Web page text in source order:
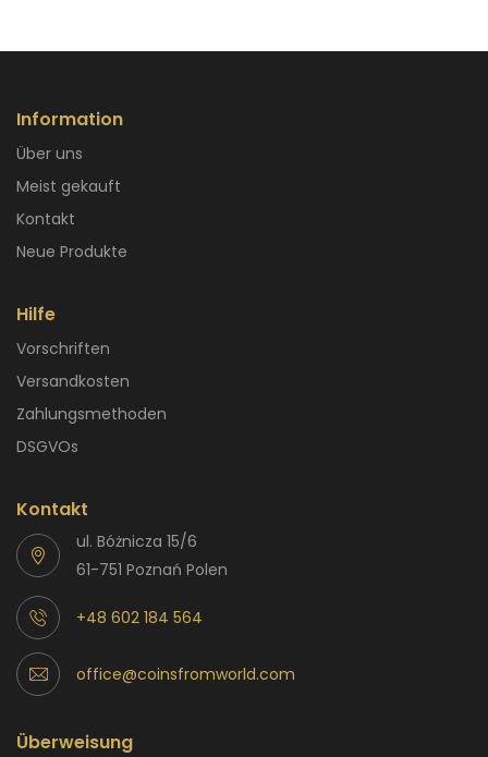
Information
Über uns
Meist gekauft
Kontakt
Neue Produkte
Hilfe
Vorschriften
Versandkosten
Zahlungsmethoden
DSGVOs
Kontakt
ul. Bóżnicza 15/6
61-751 Poznań Polen
+48 602 184 564
office@coinsfromworld.com
Überweisung